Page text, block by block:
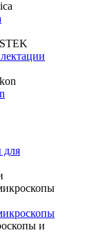
для